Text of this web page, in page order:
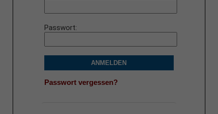
Passwort
ANMELDEN
Passwort vergessen?